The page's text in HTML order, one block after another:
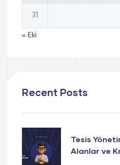
31
« Eki
Recent Posts
Tesis
Alanlar ve